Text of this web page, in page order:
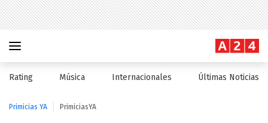
Rating Música Internacionales Últimas Noticias
Primicias YA PrimiciasYA